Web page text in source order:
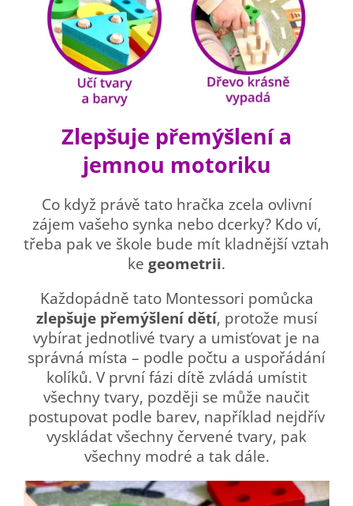
Zlepšuje přemýšlení a
jemnou motoriku
Co když právě tato hračka zcela ovlivní
zájem vašeho synka nebo dcerky? Kdo ví,
třeba pak ve škole bude mít kladnější vztah
ke geometrii.
Každopádně tato Montessori pomůcka
zlepšuje přemýšlení dětí, protože musí
vybírat jednotlivé tvary a umisťovat je na
správná místa – podle počtu a uspořádání
kolíků. V první fázi dítě zvládá umístit
všechny tvary, později se může naučit
postupovat podle barev, například nejdřív
vyskládat všechny červené tvary, pak
všechny modré a tak dále.